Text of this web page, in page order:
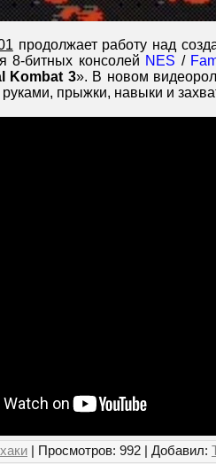
продолжает работу над
8-битных консолей NES /
Kombat 3». В новом
прыжки, навыки и
| Просмотров: 992 | Добавил: